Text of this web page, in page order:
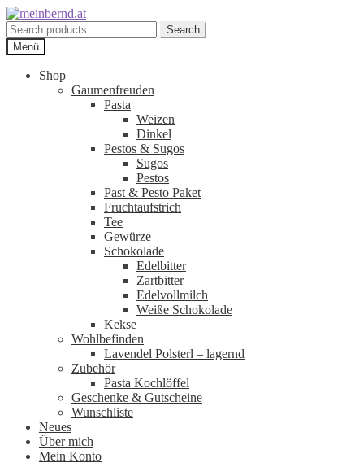
Zur
Navigation
springen
Zum
Inhalt
springen
Search
for:
Search
Menü
Shop
Gaumenfreuden
Pasta
Weizen
Dinkel
Pestos & Sugos
Sugos
Pestos
Past & Pesto Paket
Fruchtaufstrich
Tee
Gewürze
Schokolade
Edelbitter
Zartbitter
Edelvollmilch
Weiße Schokolade
Kekse
Wohlbefinden
Lavendel Polsterl – lagernd
Zubehör
Pasta Kochlöffel
Geschenke & Gutscheine
Wunschliste
Neues
Über mich
Mein Konto